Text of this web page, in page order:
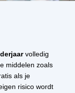
volledig
middelen zoals
als je
risico wordt